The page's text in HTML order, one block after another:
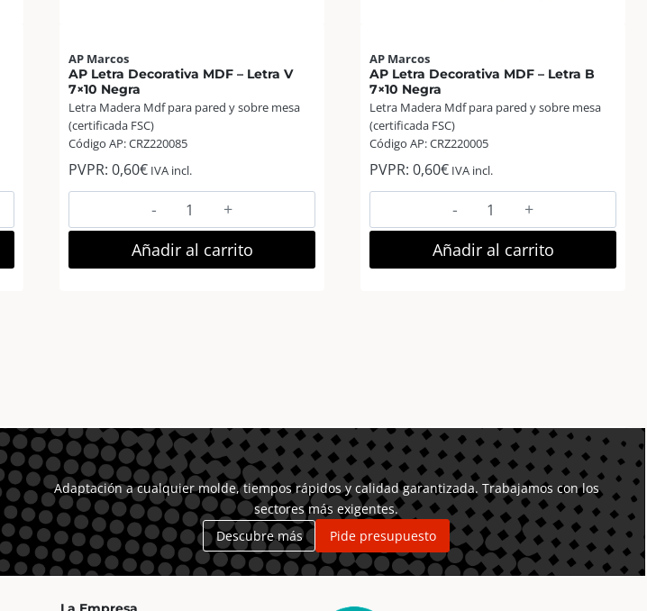
AP Marcos
AP Letra Decorativa MDF – Letra V
7×10 Negra
Letra Madera Mdf para pared y sobre mesa
(certificada FSC)
Código AP: CRZ220085
PVPR: 0,60€ IVA incl.
AP
Letra
Decorativa
MDF
Añadir al carrito
AP Marcos
AP Letra Decorativa MDF – Letra B
7×10 Negra
Letra Madera Mdf para pared y sobre mesa
(certificada FSC)
Código AP: CRZ220005
PVPR: 0,60€ IVA incl.
AP
Letra
Decorativa
MDF
Añadir al carrito
Adaptación a cualquier molde, tiempos rápidos y calidad garantizada. Trabajamos con los
sectores más exigentes.
Descubre más
Pide presupuesto